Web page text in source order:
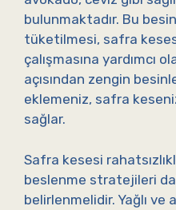
bulunmaktadır. Bu
tüketilmesi, safra
çalışmasına yardımcı
açısından zengin
eklemeniz, safra
sağlar.
Safra kesesi
beslenme stratejileri
belirlenmelidir. Yağlı ve